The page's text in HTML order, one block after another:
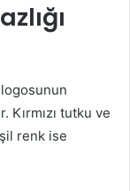
Kırmızı tutku ve
renk ise